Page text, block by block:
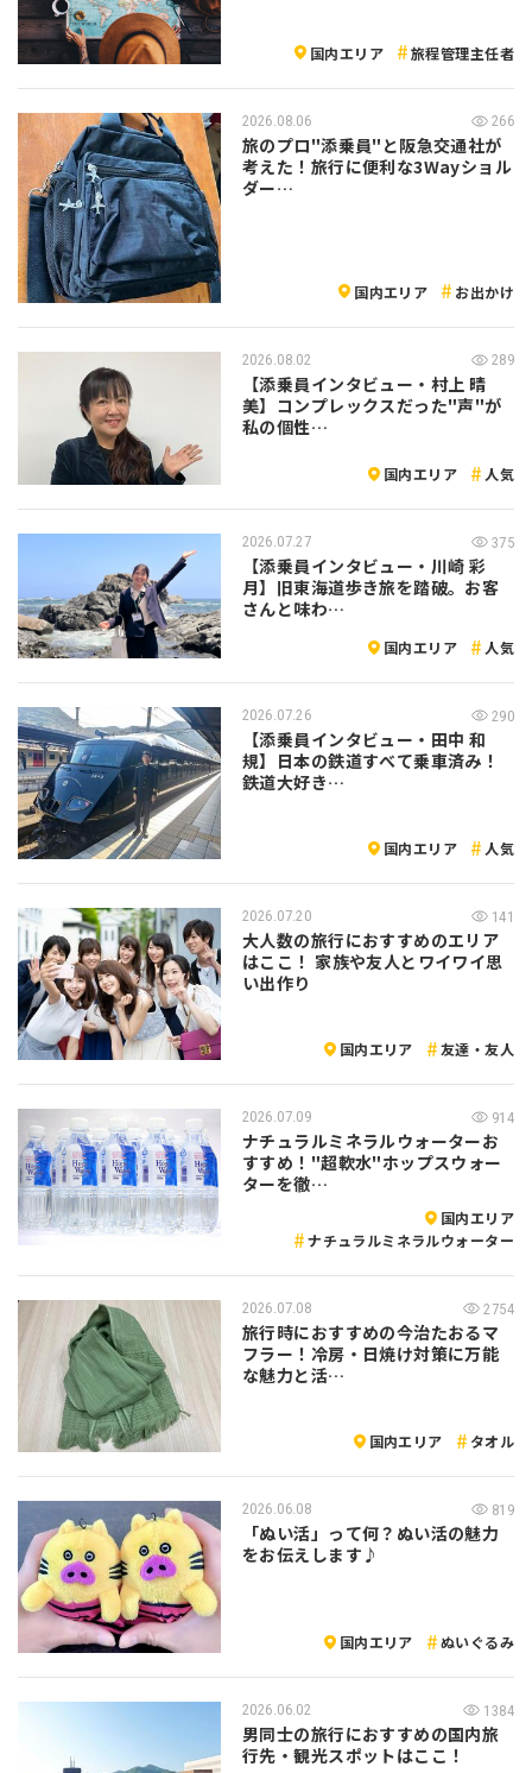
国内エリア 旅程管理主任者
2026.08.06 266
旅のプロ"添乗員"と阪急交通社が
考えた！旅行に便利な3Wayショル
ダー…
国内エリア お出かけ
2026.08.02 289
【添乗員インタビュー・村上 晴
美】コンプレックスだった"声"が
私の個性…
国内エリア 人気
2026.07.27 375
【添乗員インタビュー・川崎 彩
月】旧東海道歩き旅を踏破。お客
さんと味わ…
国内エリア 人気
2026.07.26 290
【添乗員インタビュー・田中 和
規】日本の鉄道すべて乗車済み！
鉄道大好き…
国内エリア 人気
2026.07.20 141
大人数の旅行におすすめのエリア
はここ！ 家族や友人とワイワイ思
い出作り
国内エリア 友達・友人
2026.07.09 914
ナチュラルミネラルウォーターお
すすめ！"超軟水"ホップスウォー
ターを徹…
国内エリア
ナチュラルミネラルウォーター
2026.07.08 2754
旅行時におすすめの今治たおるマ
フラー！冷房・日焼け対策に万能
な魅力と活…
国内エリア タオル
2026.06.08 819
「ぬい活」って何？ぬい活の魅力
をお伝えします♪
国内エリア ぬいぐるみ
2026.06.02 1384
男同士の旅行におすすめの国内旅
行先・観光スポットはここ！